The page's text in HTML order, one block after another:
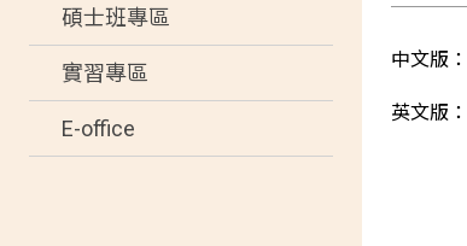
碩士班專區
實習專區
E-office
中文版：
英文版：